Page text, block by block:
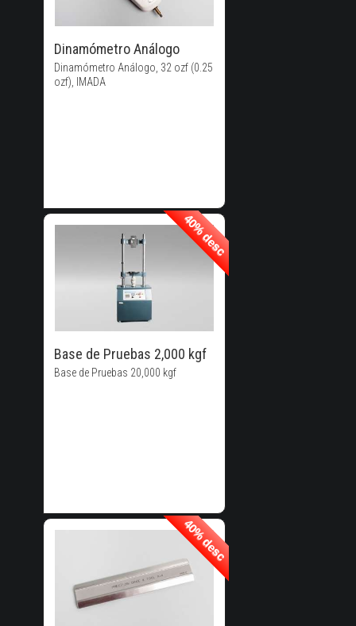
Dinamómetro Análogo
Dinamómetro Análogo, 32 ozf (0.25
ozf), IMADA
40% desc
Base de Pruebas 2,000 kgf
Base de Pruebas 20,000 kgf
40% desc
40% de
Descuento!
40% desc
40% desc
40% de
Descuento!